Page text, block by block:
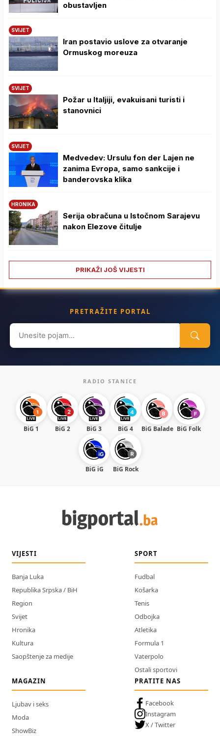
obustavljen
SVIJET
Iran postavio uslove za otvaranje
Ormuskog moreuza
SVIJET
Požar u Italjiji, evakuisani turisti i
stanovnici
SVIJET
Medvedev: Ursulu fon der Lajen ne
zanima Evropa, samo sankcije i
banderovska klika
HRONIKA
Serija obračuna u Istočnom Sarajevu
nakon Elezove čitulje
PRIKAŽI JOŠ VIJESTI
PRETRAŽITE PORTAL
Search
for:
RADIO STANICE
BiG 1 BiG 2 BiG 3 BiG 4 BiG Balade BiG Folk
BiG iG BiG Rock
VIJESTI
Banja Luka
Republika Srpska / BiH
Region
Svijet
Hronika
Kultura
Saopštenje za medije
SPORT
Fudbal
Košarka
Tenis
Odbojka
Atletika
Formula 1
Vaterpolo
Ostali sportovi
MAGAZIN
Ljubav i seks
Moda
ShowBiz
PRATITE NAS
Facebook
Instagram
X / Twitter